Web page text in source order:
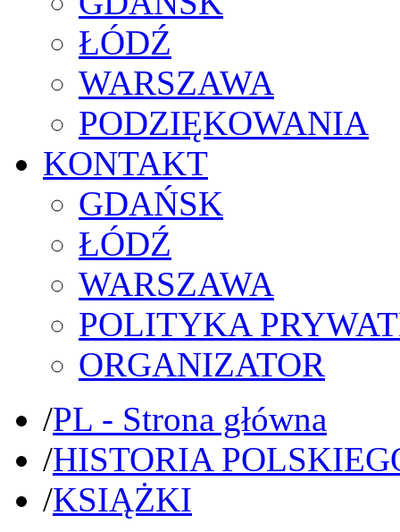
ŁÓDŹ
WARSZAWA
PODZIĘKOWANIA
KONTAKT
GDAŃSK
ŁÓDŹ
WARSZAWA
POLITYKA
ORGANIZATOR
/PL - Strona główna
/HISTORIA
/KSIĄŻKI